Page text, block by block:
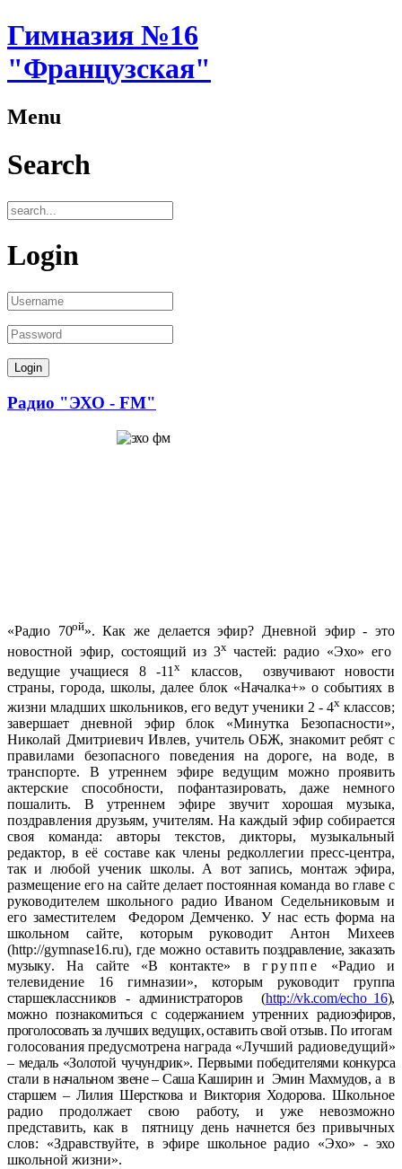
Гимназия №16
"Французская"
Menu
Search
Login
Радио "ЭХО - FM"
«Радио 70ой».Как же делается эфир? Дневной эфир - это
новостной эфир, состоящий из 3хчастей: радио «Эхо» его
ведущие учащиеся 8 -11х
классов, озвучивают новости
страны, города, школы, далее блок «Началка+» о событиях в
жизни младших школьников, его ведут ученики 2 - 4х классов;
завершает дневной эфир блок «Минутка Безопасности»,
Николай Дмитриевич Ивлев, учитель ОБЖ, знакомит ребят с
правилами безопасного поведения на дороге, на воде, в
транспорте. В утреннем эфире ведущим можно проявить
актерские способности, пофантазировать, даже немного
пошалить. В утреннем эфире звучит хорошая музыка,
поздравления друзьям, учителям. На каждый эфир собирается
своя команда: авторы текстов, дикторы, музыкальный
редактор, в её составе как члены редколлегии пресс-центра,
так и любой ученик школы. А вот запись, монтаж эфира,
размещение его на сайте делает постоянная команда во главе с
руководителем школьного радио Иваном Седельниковым и
его заместителем Федором Демченко. У нас есть форма на
школьном сайте, которым руководит Антон Михеев
(http://gymnase16.ru), где можно оставитьпоздравление,заказать
музыку. На сайте «В контакте» вгруппе
«Радио и
телевидение 16 гимназии», которым руководит группа
старшеклассников - администраторов (http://vk.com/echo_16),
можно познакомиться с содержанием утренних радиоэфиров,
проголосовать за лучших ведущих,оставить свой отзыв. По итогам
голосования предусмотрена награда «Лучший радиоведущий»
– медаль «Золотой чучундрик». Первыми победителями конкурса
стали в начальном звене – Саша Каширин и Эмин Махмудов, а в
старшем – Лилия Шерсткова и Виктория Ходорова. Школьное
радио продолжает свою работу, и уже невозможно
представить, как в пятницу день начнется без привычных
слов: «Здравствуйте, в эфире школьное радио «Эхо» - эхо
школьной жизни».